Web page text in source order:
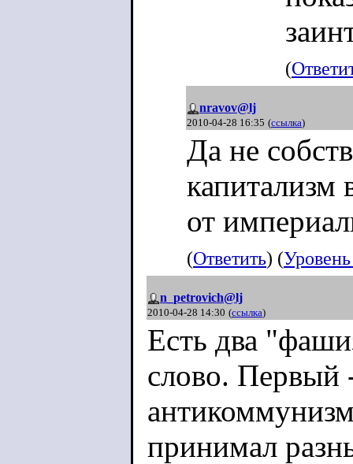
(
nravov@lj
2010-04-28 16:35 (ссылка)
Да не
капитализм
от
(Ответить) (
n_petrovich@lj
2010-04-28 14:30 (ссылка)
Есть два
слово. Первый
принимал